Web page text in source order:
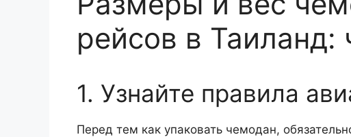
рейсов в Таиланд:
1. Узнайте правила
Перед тем как упаковать чемодан,